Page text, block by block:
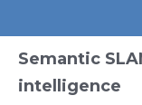
Semantic
intelligence